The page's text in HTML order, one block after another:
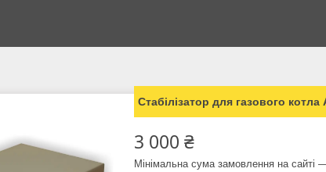
Стабілізатор для газового
3 000 ₴
Мінімальна сума замовлення на сайті